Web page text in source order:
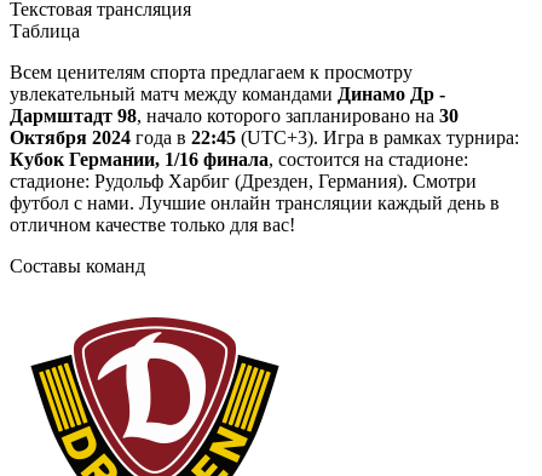
Текстовая трансляция
Таблица
Всем ценителям спорта предлагаем к просмотру
увлекательный матч между командами Динамо Др -
Дармштадт 98, начало которого запланировано на 30
Октября 2024 года в 22:45 (UTC+3). Игра в рамках турнира:
Кубок Германии, 1/16 финала, состоится на стадионе:
стадионе: Рудольф Харбиг (Дрезден, Германия). Смотри
футбол с нами. Лучшие онлайн трансляции каждый день в
отличном качестве только для вас!
Составы команд